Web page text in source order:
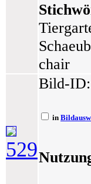
chair
529
Bild-ID:
in